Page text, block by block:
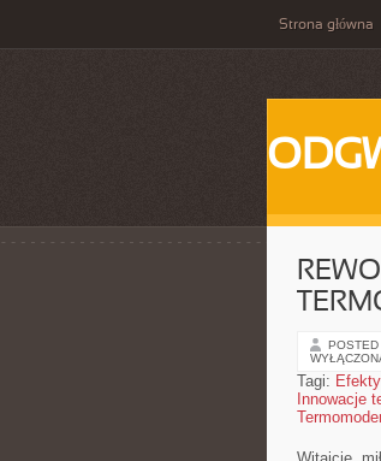
Strona główna
POSTED
Tagi:
Innowacje